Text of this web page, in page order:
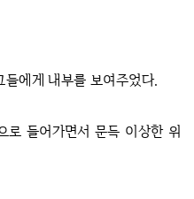
에게 내부를 보여주었다.
로 들어가면서 문득 이상한 위